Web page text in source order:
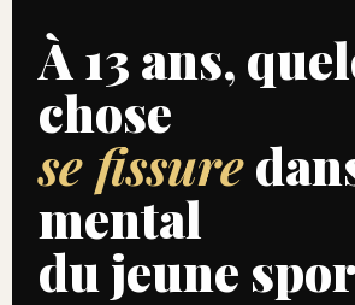
À 13 ans,
chose
se fissure
mental
du jeune